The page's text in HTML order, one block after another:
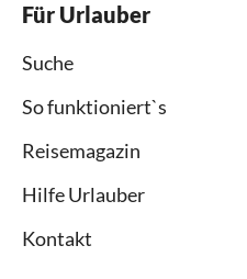
Für Urlauber
Suche
So funktioniert`s
Reisemagazin
Hilfe Urlauber
Kontakt